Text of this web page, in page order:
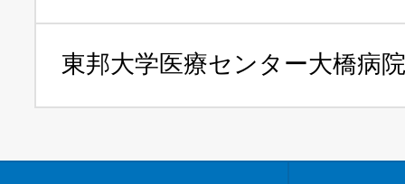
東邦大学医療センター大橋病